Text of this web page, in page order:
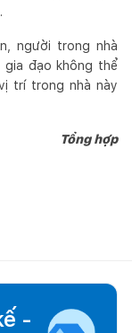
người trong nhà
gia đạo không thể
trí trong nhà này
Tổng hợp
-